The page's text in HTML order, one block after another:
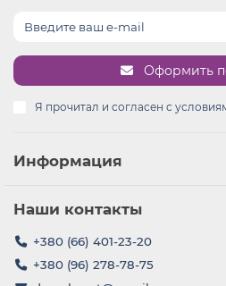
Оформить
Я прочитал и согласен с
Информация
Наши контакты
+380 (66) 401-23-20
+380 (96) 278-78-75